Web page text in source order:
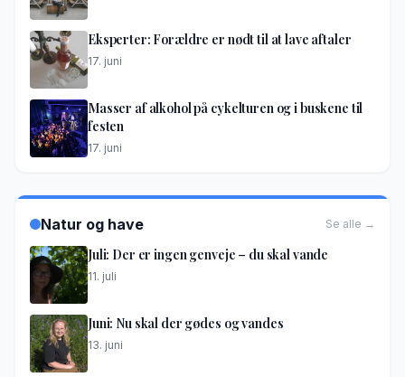
Eksperter: Forældre er nødt til at lave aftaler
17. juni
Masser af alkohol på cykelturen og i buskene til
festen
17. juni
Natur og have Se alle →
Juli: Der er ingen genveje – du skal vande
11. juli
Juni: Nu skal der gødes og vandes
13. juni